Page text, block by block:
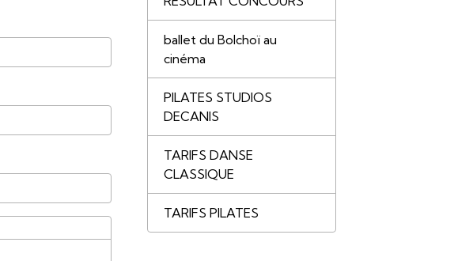
ballet du Bolchoï au
cinéma
PILATES STUDIOS
DECANIS
TARIFS DANSE
CLASSIQUE
TARIFS PILATES